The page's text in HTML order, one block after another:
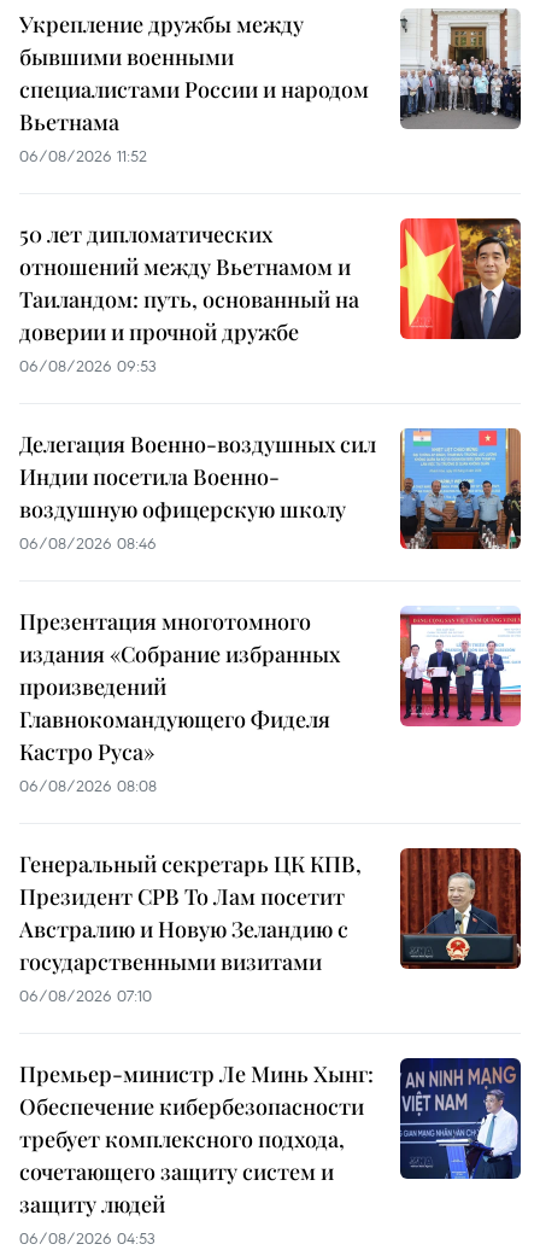
Укрепление дружбы между
бывшими военными
специалистами России и народом
Вьетнама
06/08/2026 11:52
50 лет дипломатических
отношений между Вьетнамом и
Таиландом: путь, основанный на
доверии и прочной дружбе
06/08/2026 09:53
Делегация Военно-воздушных сил
Индии посетила Военно-
воздушную офицерскую школу
06/08/2026 08:46
Презентация многотомного
издания «Собрание избранных
произведений
Главнокомандующего Фиделя
Кастро Руса»
06/08/2026 08:08
Генеральный секретарь ЦК КПВ,
Президент СРВ То Лам посетит
Австралию и Новую Зеландию с
государственными визитами
06/08/2026 07:10
Премьер-министр Ле Минь Хынг:
Обеспечение кибербезопасности
требует комплексного подхода,
сочетающего защиту систем и
защиту людей
06/08/2026 04:53